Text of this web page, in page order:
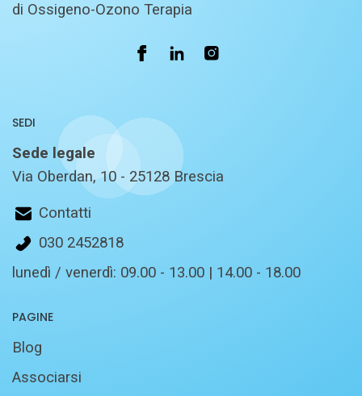
di Ossigeno-Ozono Terapia
SEDI
Sede legale
Via Oberdan, 10 - 25128 Brescia
Contatti
030 2452818
lunedì / venerdì: 09.00 - 13.00 | 14.00 - 18.00
PAGINE
Blog
Associarsi